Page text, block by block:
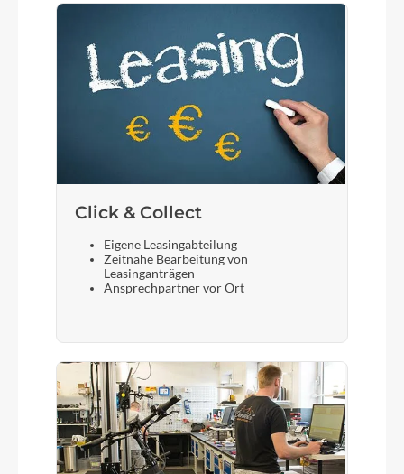
Click & Collect
Eigene Leasingabteilung
Zeitnahe Bearbeitung von
Leasinganträgen
Ansprechpartner vor Ort